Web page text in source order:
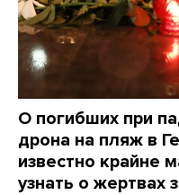
О погибших при
дрона на пляж в
известно крайне
узнать о жертвах